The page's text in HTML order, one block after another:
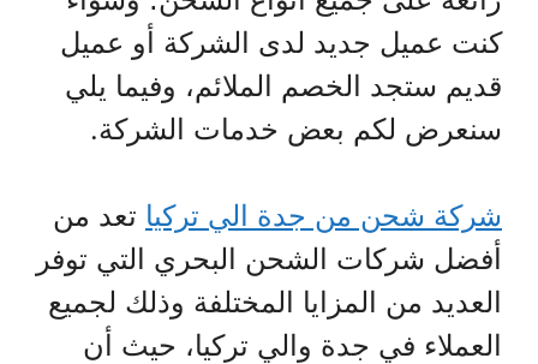
كنت عميل جديد لدى الشركة أو عميل
قديم ستجد الخصم الملائم، وفيما يلي
سنعرض لكم بعض خدمات الشركة.
شركة شحن من جدة الي تركيا تعد من
أفضل شركات الشحن البحري التي توفر
العديد من المزايا المختلفة وذلك لجميع
العملاء في جدة والي تركيا، حيث أن